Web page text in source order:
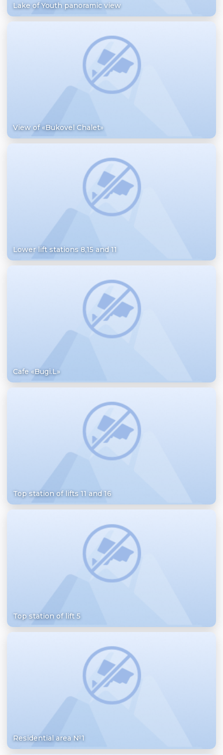
Lake of Youth panoramic view
View of «Bukovel Chalet»
Lower lift stations 8,15 and 11
Cafe «Bugi.L»
Top station of lifts 11 and 16
Top station of lift 5
Residential area №1